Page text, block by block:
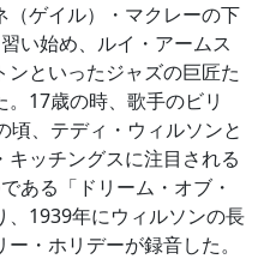
（ゲイル）・マクレーの下
い始め、ルイ・アームス
ンといったジャズの巨匠た
17歳の時、歌手のビリ
頃、テディ・ウィルソンと
ッチングスに注目される
ある「ドリーム・オブ・
、1939年にウィルソンの長
・ホリデーが録音した。